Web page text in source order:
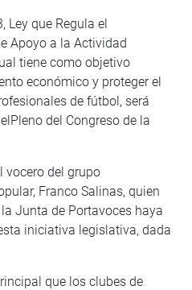
Ley que Regula el
Apoyo a la Actividad
tiene como objetivo
económico y proteger el
de fútbol, será
del Congreso de la
vocero del grupo
Franco Salinas, quien
Junta de Portavoces haya
iniciativa legislativa, dada
que los clubes de